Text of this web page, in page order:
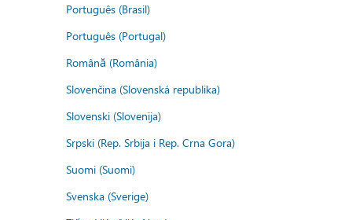
Português (Brasil)
Português (Portugal)
Română (România)
Slovenčina (Slovenská republika)
Slovenski (Slovenija)
Srpski (Rep. Srbija i Rep. Crna Gora)
Suomi (Suomi)
Svenska (Sverige)